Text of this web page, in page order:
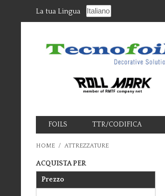
La tua Lingua
FOILS TTR/CODIFICA
HOME / ATTREZZATURE
ACQUISTA PER
Prezzo